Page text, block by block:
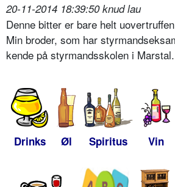
20-11-2014 18:39:50 knud lau
Denne bitter er bare helt
Min broder, som har
kende på styrmandsskolen i Marstal.
Drinks Øl Spiritus Vin